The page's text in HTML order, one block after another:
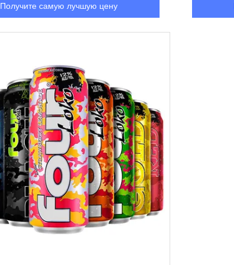
Получите самую лучшую цену